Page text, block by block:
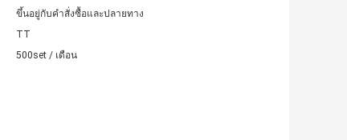
ขึ้นอยู่กับคำสั่งซื้อและปลายทาง
TT
500set / เดือน